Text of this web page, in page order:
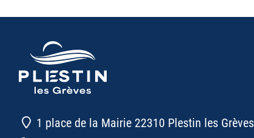
1 place de la Mairie 22310 Plestin les Grèves